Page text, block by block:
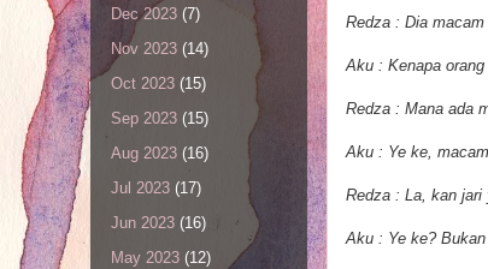
Redza : Dia
Aku : Kenapa
Redza : Mana ada
Aku : Ye ke,
Redza : La, kan jari
Aku : Ye ke?
Dec 2023 (7)
Nov 2023 (14)
Oct 2023 (15)
Sep 2023 (15)
Aug 2023 (16)
Jul 2023 (17)
Jun 2023 (16)
May 2023 (12)